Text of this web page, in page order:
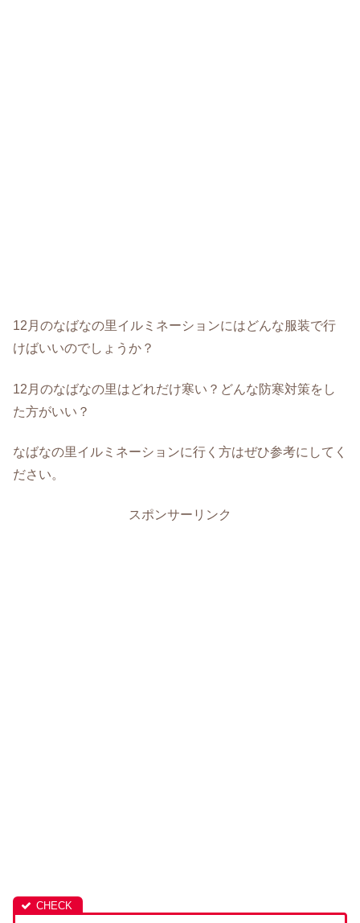
12月のなばなの里イルミネーションにはどんな服装で行
けばいいのでしょうか？
12月のなばなの里はどれだけ寒い？どんな防寒対策をし
た方がいい？
なばなの里イルミネーションに行く方はぜひ参考にしてく
ださい。
スポンサーリンク